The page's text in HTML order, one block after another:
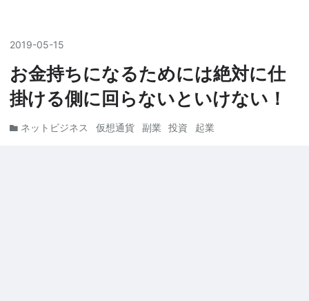
2019-05-15
お金持ちになるためには絶対に仕
掛ける側に回らないといけない！
ネットビジネス 仮想通貨 副業 投資 起業